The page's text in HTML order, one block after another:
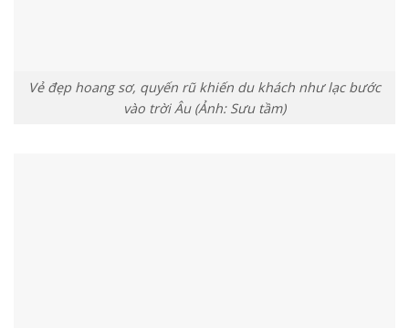
Vẻ đẹp hoang sơ, quyến rũ khiến du khách như lạc bước
vào trời Âu (Ảnh: Sưu tầm)